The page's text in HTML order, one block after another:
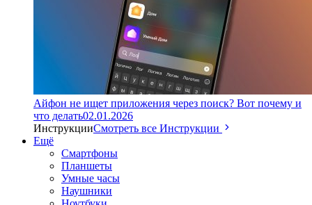
Айфон не ищет приложения через поиск? Вот почему и
что делать02.01.2026
ИнструкцииСмотреть все Инструкции
Ещё
Смартфоны
Планшеты
Умные часы
Наушники